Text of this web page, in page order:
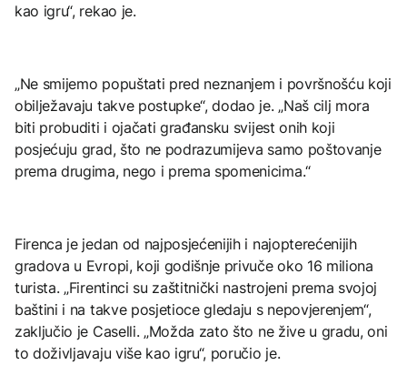
kao igru“, rekao je.
„Ne smijemo popuštati pred neznanjem i površnošću koji
obilježavaju takve postupke“, dodao je. „Naš cilj mora
biti probuditi i ojačati građansku svijest onih koji
posjećuju grad, što ne podrazumijeva samo poštovanje
prema drugima, nego i prema spomenicima.“
Firenca je jedan od najposjećenijih i najopterećenijih
gradova u Evropi, koji godišnje privuče oko 16 miliona
turista. „Firentinci su zaštitnički nastrojeni prema svojoj
baštini i na takve posjetioce gledaju s nepovjerenjem“,
zaključio je Caselli. „Možda zato što ne žive u gradu, oni
to doživljavaju više kao igru“, poručio je.